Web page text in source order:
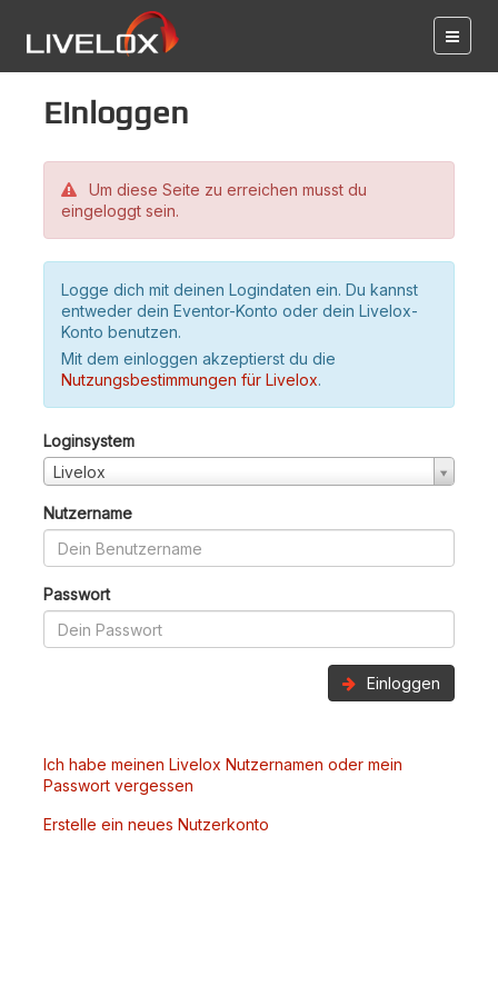
Einloggen
Um diese Seite zu erreichen musst du
eingeloggt sein.
Logge dich mit deinen Logindaten ein. Du kannst
entweder dein Eventor-Konto oder dein Livelox-
Konto benutzen.
Mit dem einloggen akzeptierst du die
Nutzungsbestimmungen für Livelox.
Loginsystem
Livelox
Nutzername
Passwort
Einloggen
Ich habe meinen Livelox Nutzernamen oder mein
Passwort vergessen
Erstelle ein neues Nutzerkonto